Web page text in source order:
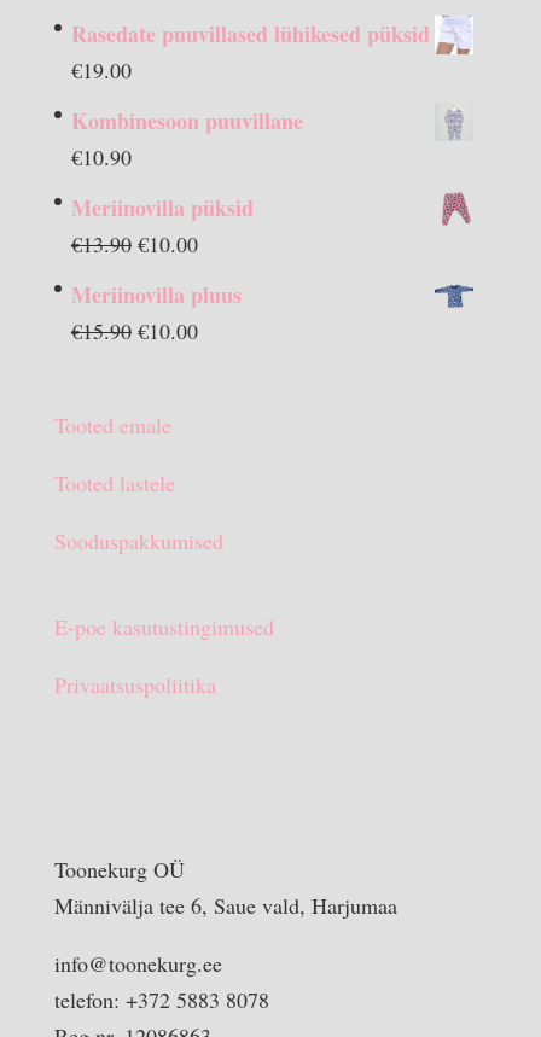
Rasedate puuvillased lühikesed püksid
€19.00
Kombinesoon puuvillane
€10.90
Meriinovilla püksid
€13.90 Algne
€10.00Praegune
on:
Meriinovilla pluus
€15.90 Algne
€15.90.
€10.00Praegune
Tooted emale
Tooted lastele
Sooduspakkumised
E-poe kasutustingimused
Privaatsuspoliitika
Toonekurg OÜ
Männivälja tee 6, Saue vald, Harjumaa
info@toonekurg.ee
telefon: +372 5883 8078